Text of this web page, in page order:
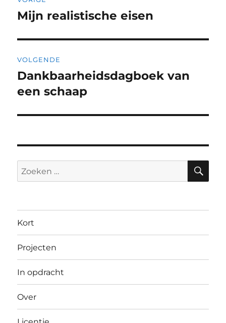
navigatie
Vorig
Mijn realistische eisen
VOLGENDE
Volgend
bericht:
Dankbaarheidsdagboek van
een schaap
Zoeken
naar:
Kort
Projecten
In opdracht
Over